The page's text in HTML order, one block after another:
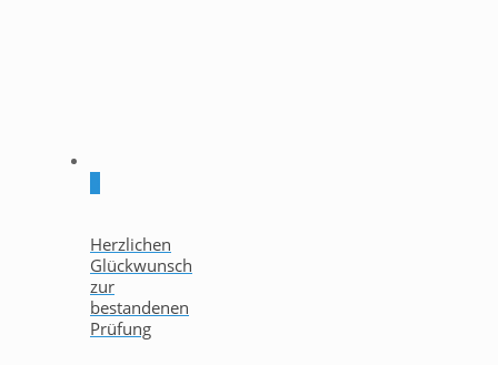
Herzlichen
Glückwunsch
zur
bestandenen
Prüfung